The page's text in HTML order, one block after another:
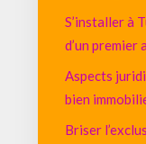
S’installer à
d’un premier
Aspects
bien
Briser